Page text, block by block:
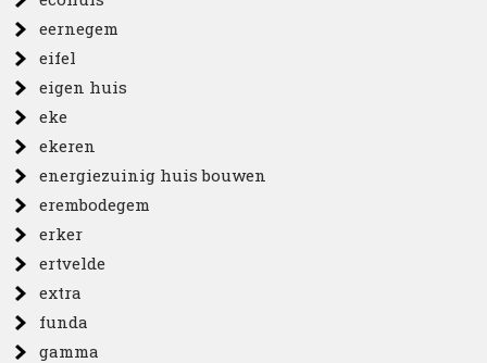
eernegem
eifel
eigen huis
eke
ekeren
energiezuinig huis bouwen
erembodegem
erker
ertvelde
extra
funda
gamma